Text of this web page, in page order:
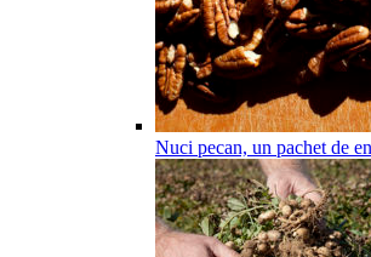
Nuci pecan, un pachet de